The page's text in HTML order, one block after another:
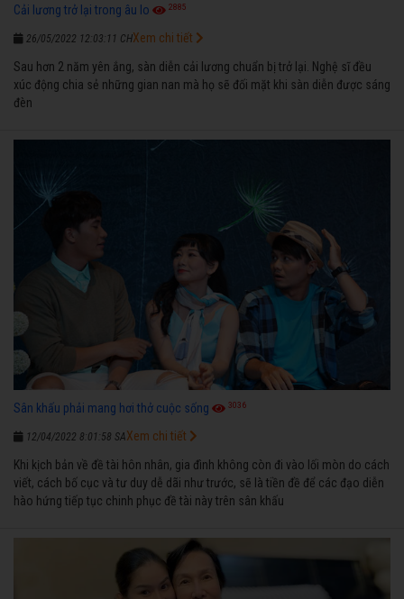
Cải lương trở lại trong âu lo 2885
26/05/2022 12:03:11 CH
Sau hơn 2 năm yên ắng, sàn diễn cải lương chuẩn bị trở lại. Nghệ sĩ đều
xúc động chia sẻ những gian nan mà họ sẽ đối mặt khi sàn diễn được sáng
đèn
Xem chi tiết
Sân khấu phải mang hơi thở cuộc sống 3036
12/04/2022 8:01:58 SA
Khi kịch bản về đề tài hôn nhân, gia đình không còn đi vào lối mòn do cách
viết, cách bố cục và tư duy dễ dãi như trước, sẽ là tiền đề để các đạo diễn
hào hứng tiếp tục chinh phục đề tài này trên sân khấu
Xem chi tiết